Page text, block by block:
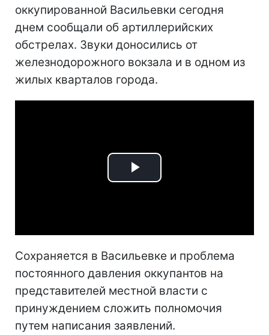
оккупированной Васильевки сегодня
днем сообщали об артиллерийских
обстрелах. Звуки доносились от
железнодорожного вокзала и в одном из
жилых кварталов города.
Play
Сохраняется в Васильевке и проблема
постоянного давления оккупантов на
представителей местной власти с
принуждением сложить полномочия
путем написания заявлений.